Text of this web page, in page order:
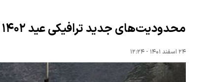
محدودیت‌های جدید ترافیکی عید ۱۴۰۲ اعلام شد
۲۴ اسفند ۱۴۰۱ - ۱۲:۲۴